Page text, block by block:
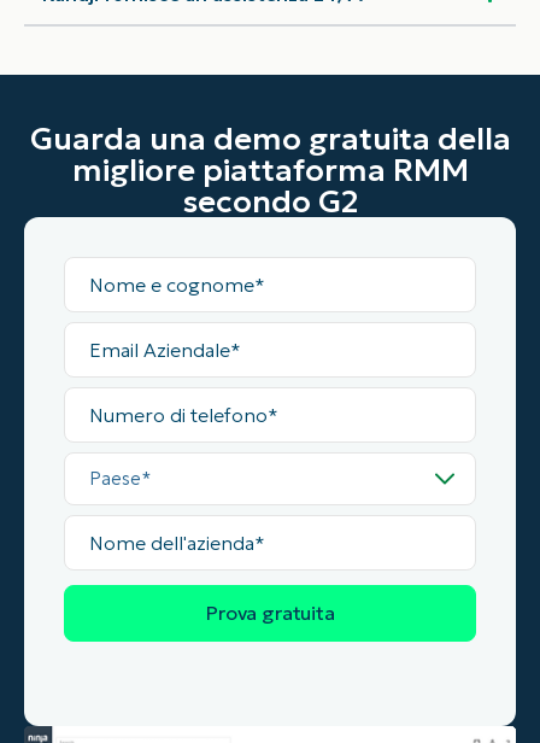
Guarda una demo gratuita della
migliore piattaforma RMM
secondo G2
Nome
completo
Email
Aziendale
Numero
telefono
Paese
Nome
dell'azienda